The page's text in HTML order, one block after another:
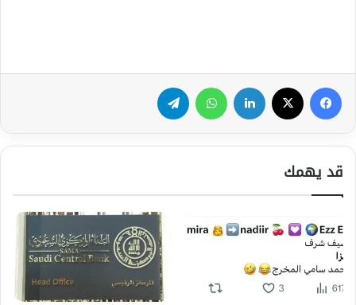
فيسبوك لينكدإن واتساب
قد يهمك